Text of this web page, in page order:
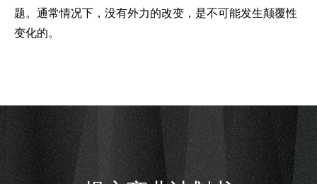
题。通常情况下，没有外力的改变，是不可能发生颠覆性
变化的。